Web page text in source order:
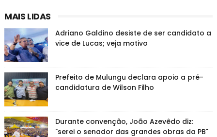
MAIS LIDAS
Adriano Galdino desiste de ser candidato a
vice de Lucas; veja motivo
Prefeito de Mulungu declara apoio a pré-
candidatura de Wilson Filho
Durante convenção, João Azevêdo diz:
"serei o senador das grandes obras da PB"